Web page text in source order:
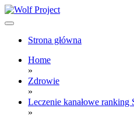
Skip
to
Wolf Project
Strona główna
Home
»
Zdrowie
»
Leczenie kanałowe ranking
»